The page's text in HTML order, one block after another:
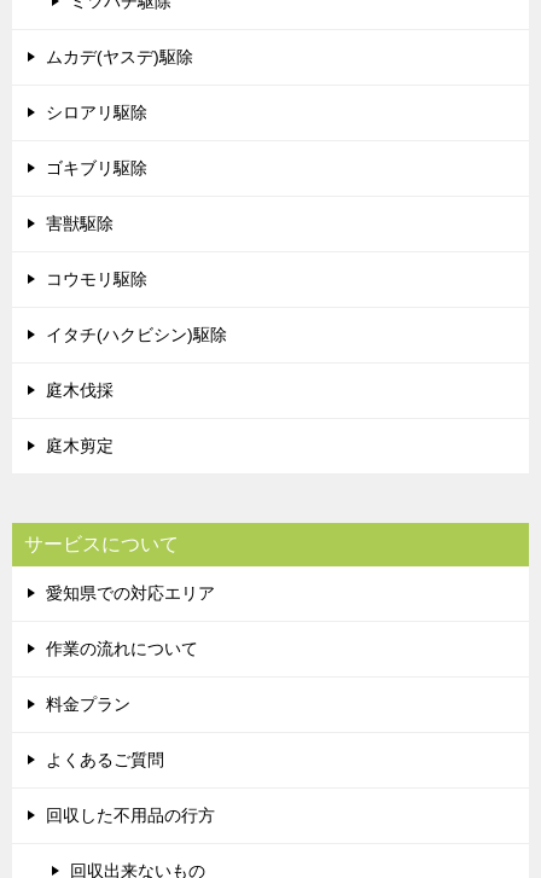
ムカデ(ヤスデ)駆除
シロアリ駆除
ゴキブリ駆除
害獣駆除
コウモリ駆除
イタチ(ハクビシン)駆除
庭木伐採
庭木剪定
サービスについて
愛知県での対応エリア
作業の流れについて
料金プラン
よくあるご質問
回収した不用品の行方
回収出来ないもの